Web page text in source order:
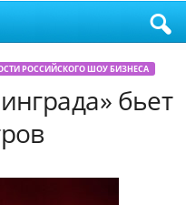
РОССИЙСКОГО ШОУ БИЗНЕСА
бьет